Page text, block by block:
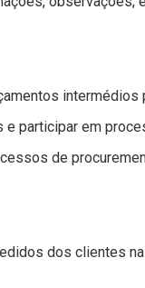
intermédios
participar em
de
dos clientes